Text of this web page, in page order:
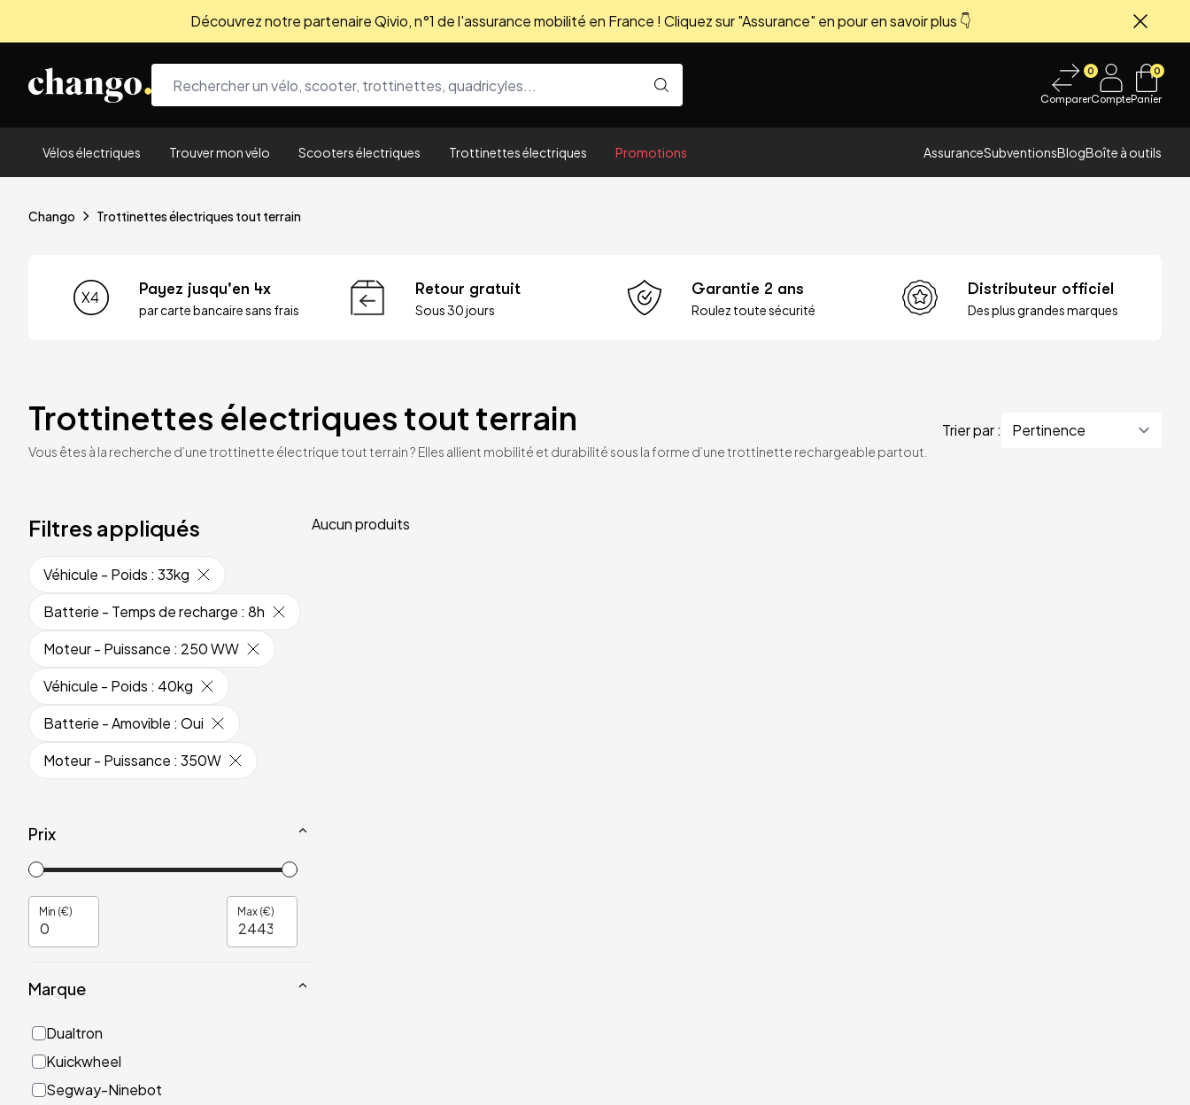
Découvrez notre partenaire Qivio, n°1 de l'assurance mobilité en France ! Cliquez sur "Assurance" en pour en savoir plus 👇
0
ComparerCompte
0
Panier
Vélos électriques Trouver mon vélo Scooters électriques Trottinettes électriques Promotions AssuranceSubventionsBlogBoîte à outils
Chango Trottinettes électriques tout terrain
Payez jusqu'en 4x
par carte bancaire sans frais
Retour gratuit
Sous 30 jours
Garantie 2 ans
Roulez toute sécurité
Distributeur officiel
Des plus grandes marques
Trottinettes électriques tout terrain
Vous êtes à la recherche d’une trottinette électrique tout terrain ? Elles allient mobilité et durabilité sous la forme d’une trottinette rechargeable partout.
Trier par :
Filtres appliqués
Véhicule - Poids : 33kg
Batterie - Temps de recharge : 8h
Moteur - Puissance : 250 WW
Véhicule - Poids : 40kg
Batterie - Amovible : Oui
Moteur - Puissance : 350W
Prix
Min (€) Max (€)
Marque
Dualtron
Kuickwheel
Segway-Ninebot
Aucun produits